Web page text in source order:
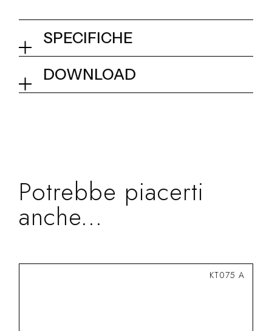
SPECIFICHE
Miscelatore termostatico con
pannello touchscreen
DOWNLOAD
Dimensionale
Potrebbe piacerti
anche...
KT075 A